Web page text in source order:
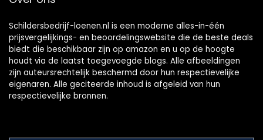
Schildersbedrijf-loenen.nl is een moderne alles-in-één
prijsvergelijkings- en beoordelingswebsite die de beste deals
biedt die beschikbaar zijn op amazon en u op de hoogte
houdt via de laatst toegevoegde blogs. Alle afbeeldingen
zijn auteursrechtelijk beschermd door hun respectievelijke
eigenaren. Alle geciteerde inhoud is afgeleid van hun
respectievelijke bronnen.